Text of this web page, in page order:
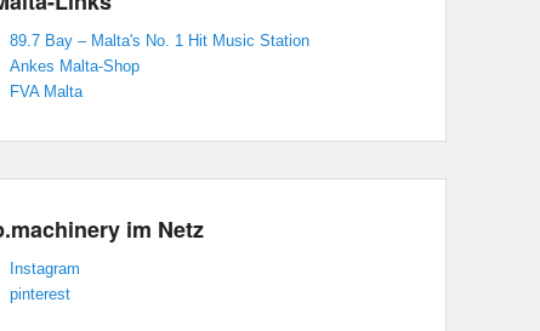
89.7 Bay – Malta's No. 1 Hit Music Station
Ankes Malta-Shop
FVA Malta
im Netz
Instagram
pinterest